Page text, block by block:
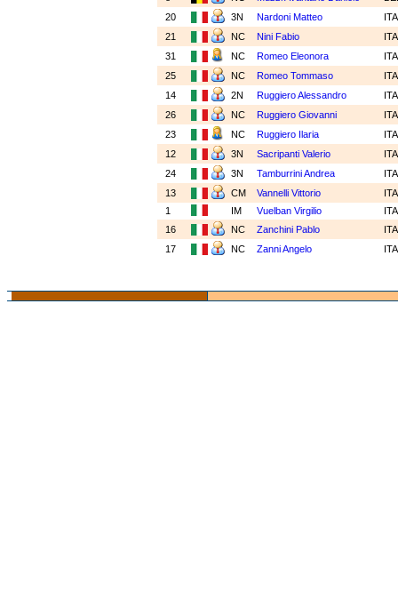
20
3N Nardoni Matteo
21
NC Nini Fabio
31
NC Romeo Eleonora
25
NC Romeo Tommaso
14
2N Ruggiero Alessandro
26
NC Ruggiero Giovanni
23
NC Ruggiero Ilaria
12
3N Sacripanti Valerio
24
3N Tamburrini Andrea
13
CM Vannelli Vittorio
1
IM Vuelban Virgilio
16
NC Zanchini Pablo
17
NC Zanni Angelo